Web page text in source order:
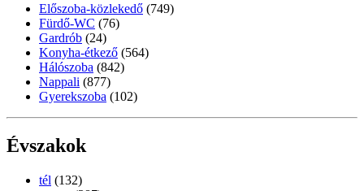
Előszoba-közlekedő (749)
Fürdő-WC (76)
Gardrób (24)
Konyha-étkező (564)
Hálószoba (842)
Nappali (877)
Gyerekszoba (102)
Évszakok
tél (132)